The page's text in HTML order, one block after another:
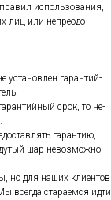
ис­поль­зо­вания,
лиц или неп­ре­одо­
ус­та­нов­лен га­ран­тий­
срок, то не­
га­ран­тию,
шар не­воз­можно
но для на­ших кли­ен­тов
всег­да ста­ра­ем­ся ид­ти